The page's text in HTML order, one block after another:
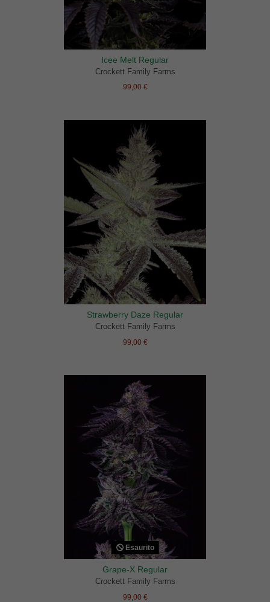
Icee Melt Regular
Crockett Family Farms
99,00 €
Strawberry Daze Regular
Crockett Family Farms
99,00 €
Esaurito
Grape-X Regular
Crockett Family Farms
99,00 €